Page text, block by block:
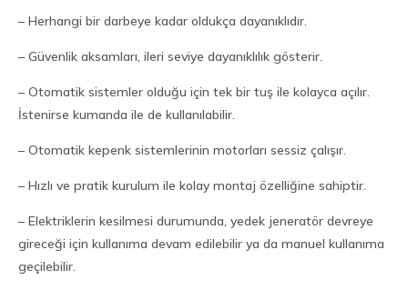
– Herhangi bir darbeye kadar oldukça dayanıklıdır.
– Güvenlik aksamları, ileri seviye dayanıklılık gösterir.
– Otomatik sistemler olduğu için tek bir tuş ile kolayca açılır.
İstenirse kumanda ile de kullanılabilir.
– Otomatik kepenk sistemlerinin motorları sessiz çalışır.
– Hızlı ve pratik kurulum ile kolay montaj özelliğine sahiptir.
– Elektriklerin kesilmesi durumunda, yedek jeneratör devreye
gireceği için kullanıma devam edilebilir ya da manuel kullanıma
geçilebilir.